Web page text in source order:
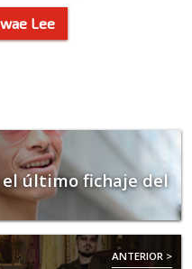
Lee
el último fichaje del
ANTERIOR >